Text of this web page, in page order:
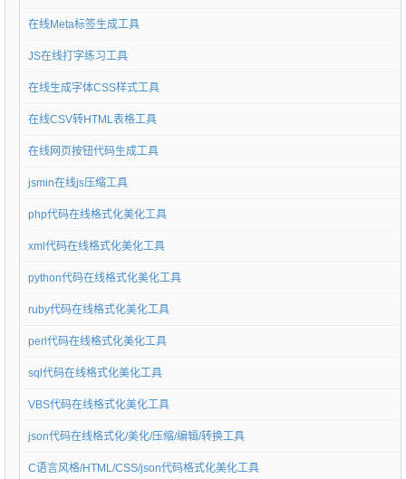
在线Meta标签生成工具
JS在线打字练习工具
在线生成字体CSS样式工具
在线CSV转HTML表格工具
在线网页按钮代码生成工具
jsmin在线js压缩工具
php代码在线格式化美化工具
xml代码在线格式化美化工具
python代码在线格式化美化工具
ruby代码在线格式化美化工具
perl代码在线格式化美化工具
sql代码在线格式化美化工具
VBS代码在线格式化美化工具
json代码在线格式化/美化/压缩/编辑/转换工具
C语言风格/HTML/CSS/json代码格式化美化工具